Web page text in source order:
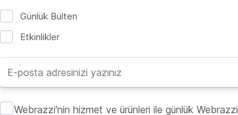
Günlük Bülten
Etkinlikler
Webrazzi'nin hizmet ve ürünleri ile günlük Webrazzi